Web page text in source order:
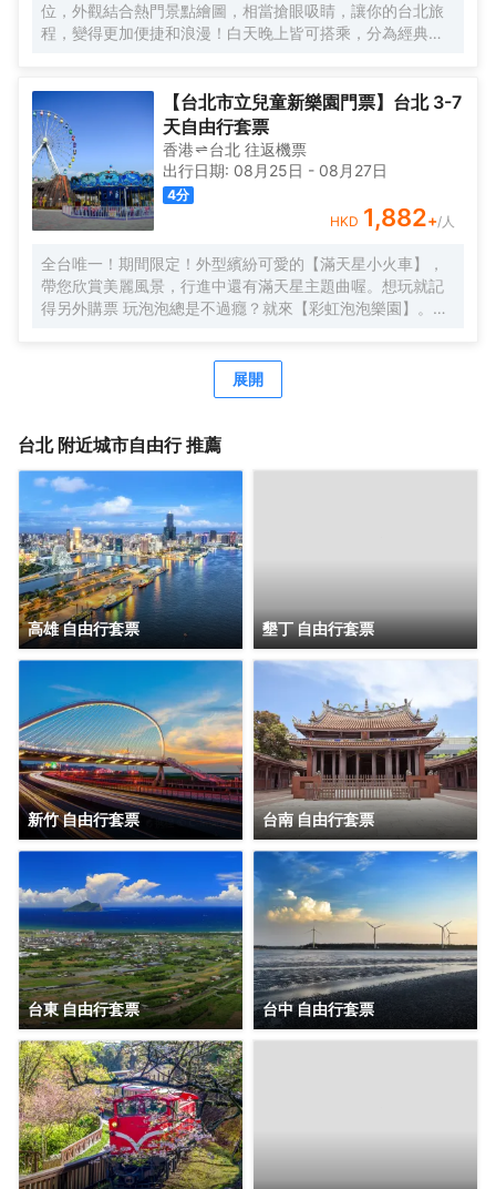
位，外觀結合熱門景點繪圖，相當搶眼吸睛，讓你的台北旅
程，變得更加便捷和浪漫！白天晚上皆可搭乘，分為經典紅
景點資訊。全天任意上下車，輕鬆暢遊台北熱門景點，自由
開啟你的台北熱門地標之旅！
【台北市立兒童新樂園門票】台北 3-7
天自由行套票
香港 台北 往返機票
出行日期: 08月25日 - 08月27日
4分
HKD 1,882+/人
全台唯一！期間限定！外型繽紛可愛的【滿天星小火車】，
帶您欣賞美麗風景，行進中還有滿天星主題曲喔。想玩就記
得另外購票 玩泡泡總是不過癮？就來【彩虹泡泡樂園】。無
展開
台北附近城市自由行 推薦
高雄 自由行套票 墾丁 自由行套票
新竹 自由行套票 台南 自由行套票
台東 自由行套票 台中 自由行套票